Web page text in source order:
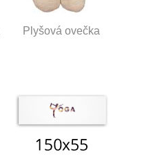
Plyšová ovečka